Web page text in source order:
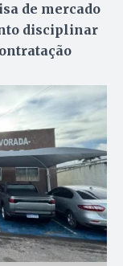
de mercado
disciplinar